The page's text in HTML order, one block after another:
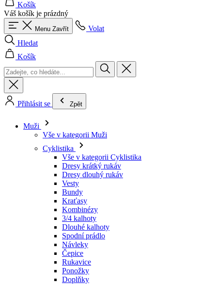
Košík
Váš košík je prázdný
Menu Zavřít
Volat
Hledat
Košík
Přihlásit se Zpět
Muži
Vše v kategorii Muži
Cyklistika
Vše v kategorii Cyklistika
Dresy krátký rukáv
Dresy dlouhý rukáv
Vesty
Bundy
Kraťasy
Kombinézy
3/4 kalhoty
Dlouhé kalhoty
Spodní prádlo
Návleky
Čepice
Rukavice
Ponožky
Doplňky